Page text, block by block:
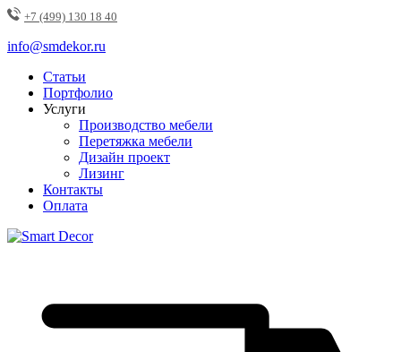
+7 (499) 130 18 40
info@smdekor.ru
Статьи
Портфолио
Услуги
Производство мебели
Перетяжка мебели
Дизайн проект
Лизинг
Контакты
Оплата